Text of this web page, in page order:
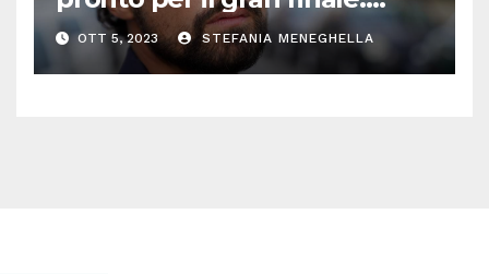
parla Roberto Oliveri
OTT 5, 2023 STEFANIA MENEGHELLA